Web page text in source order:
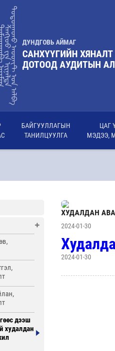
ᠰᠠᠩᢈᠦᠦ ᠶ᠋ᠢᠨ ᢈᠢᠨᠠᠯᠲᠠᠳᠣᠲᠤᠭᠠᠳᠤ ᠠᠦᠳᠢᠲ ᠤ᠋ᠨ ᠠᠯᠪᠠ ДУНДГОВЬ АЙМАГ
САНХҮҮГИЙН ХЯНАЛТ
ДОТООД АУДИТЫН
БАЙГУУЛЛАГЫН
ТАНИЛЦУУЛГА
ЦАГ
МЭДЭЭ,
дээш
худалдан
ХУДАЛДАН
2024-01-30
2024-01-30